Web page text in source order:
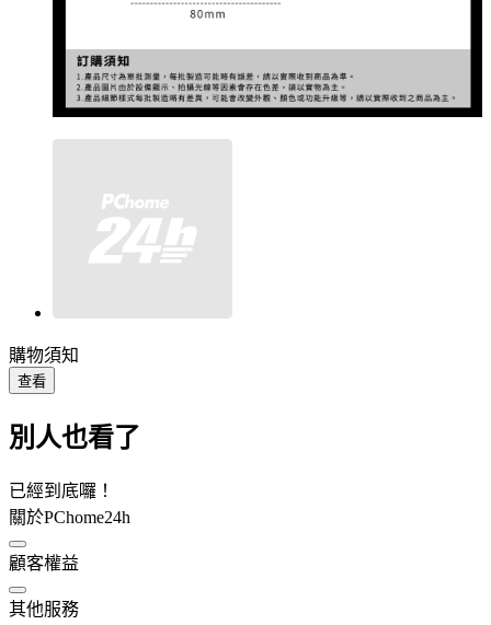
購物須知
查看
別人也看了
已經到底囉！
關於PChome24h
顧客權益
其他服務